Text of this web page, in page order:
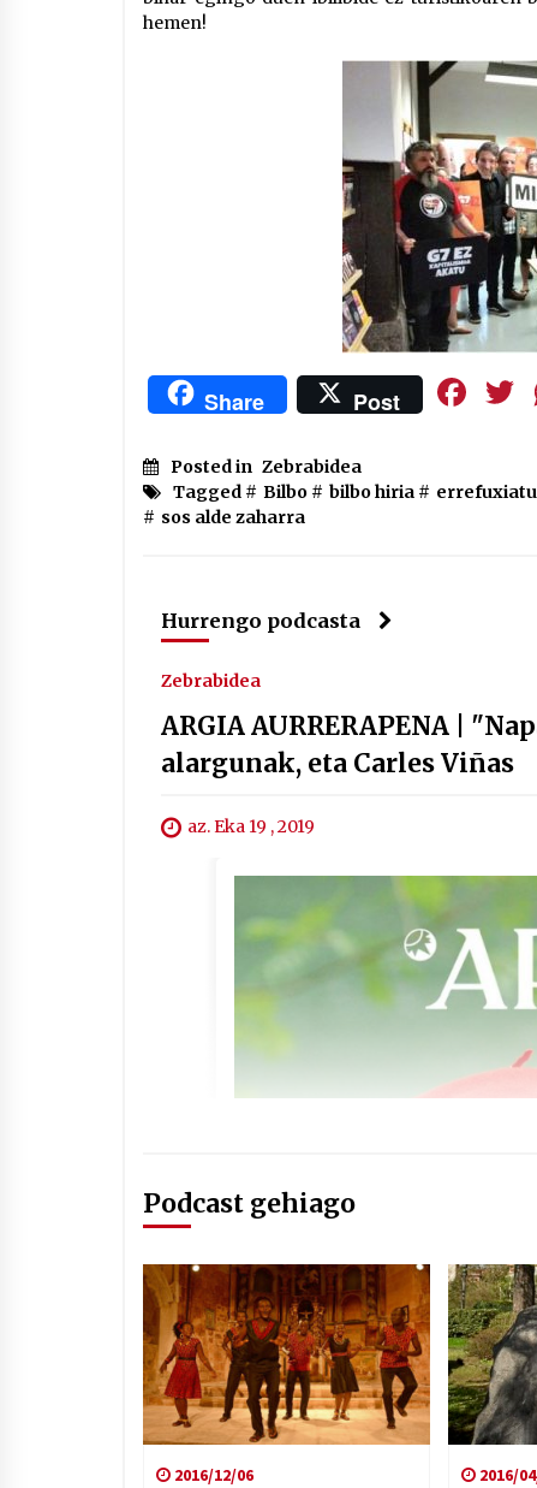
hemen!
Share Post
Posted in Zebrabidea
Tagged # Bilbo # bilbo hiria #
# sos alde zaharra
Hurrengo podcasta
Zebrabidea
ARGIA AURRERAPENA |
alargunak, eta Carles Viñas
az. Eka 19 , 2019
Podcast gehiago
2016/12/06 2016/